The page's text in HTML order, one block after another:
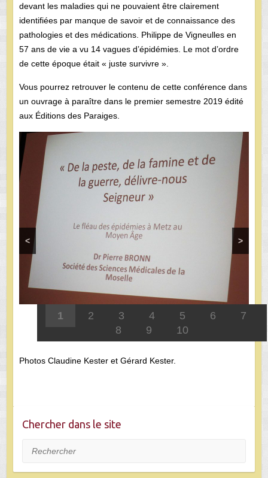
devant les maladies qui ne pouvaient être clairement
identifiées par manque de savoir et de connaissance des
pathologies et des médications. Philippe de Vigneulles en
57 ans de vie a vu 14 vagues d’épidémies. Le mot d’ordre
de cette époque était « juste survivre ».
Vous pourrez retrouver le contenu de cette conférence dans
un ouvrage à paraître dans le premier semestre 2019 édité
aux Éditions des Paraiges.
< >
1 2 3 4 5 6
7
8
9 10
Photos Claudine Kester et Gérard Kester.
Chercher dans le site
Rechercher